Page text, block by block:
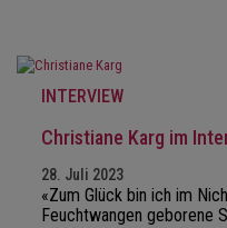
INTERVIEW
Christiane Karg im
28. Juli 2023
«Zum Glück bin ich im
Feuchtwangen geborene